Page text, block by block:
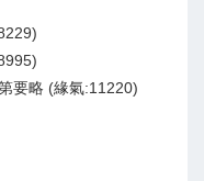
要略 (緣氣:11220)